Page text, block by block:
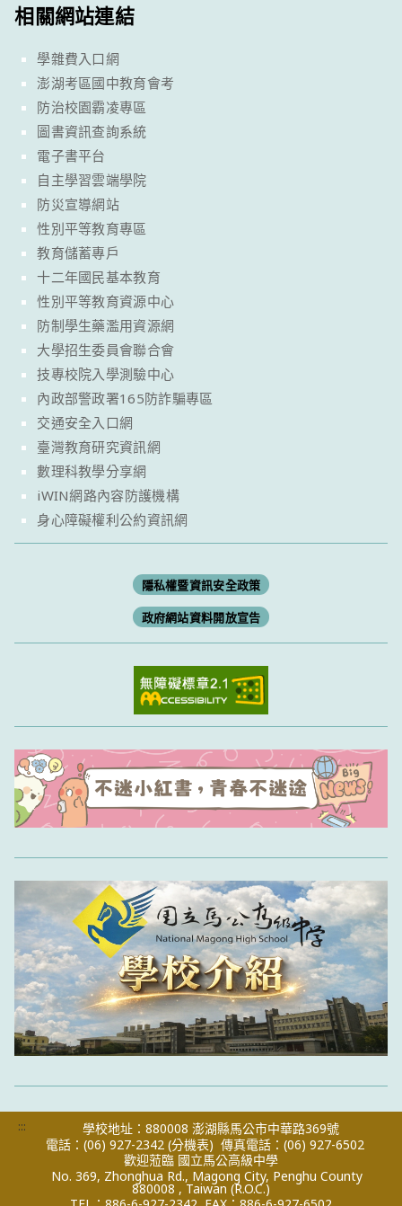
相關網站連結
學雜費入口網
澎湖考區國中教育會考
防治校園霸凌專區
圖書資訊查詢系統
電子書平台
自主學習雲端學院
防災宣導網站
性別平等教育專區
教育儲蓄專戶
十二年國民基本教育
性別平等教育資源中心
防制學生藥濫用資源網
大學招生委員會聯合會
技專校院入學測驗中心
內政部警政署165防詐騙專區
交通安全入口網
臺灣教育研究資訊網
數理科教學分享網
iWIN網路內容防護機構
身心障礙權利公約資訊網
隱私權暨資訊安全政策
政府網站資料開放宣告
:::
學校地址：880008 澎湖縣馬公市中華路369號
電話：(06) 927-2342 (分機表) 傳真電話：(06) 927-6502
歡迎蒞臨 國立馬公高級中學
No. 369, Zhonghua Rd., Magong City, Penghu County
880008 , Taiwan (R.O.C.)